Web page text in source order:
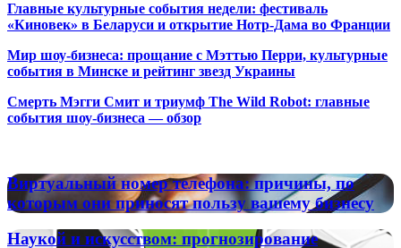
Главные культурные события недели: фестиваль
«Киновек» в Беларуси и открытие Нотр-Дама во Франции
Мир шоу-бизнеса: прощание с Мэттью Перри, культурные
события в Минске и рейтинг звезд Украины
Смерть Мэгги Смит и триумф The Wild Robot: главные
события шоу-бизнеса — обзор
Виртуальный
номер
телефона:
причины,
по
Виртуальный номер телефона: причины, по
которым они приносят пользу вашему бизнесу
Наукой
Наукой и искусством: прогнозирование